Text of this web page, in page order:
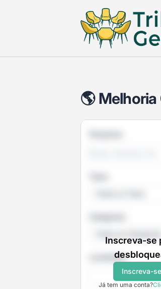
Tribo Gestao
🌎
Inscreva-se
Inscreva-se
Já tem uma conta?
Localidade